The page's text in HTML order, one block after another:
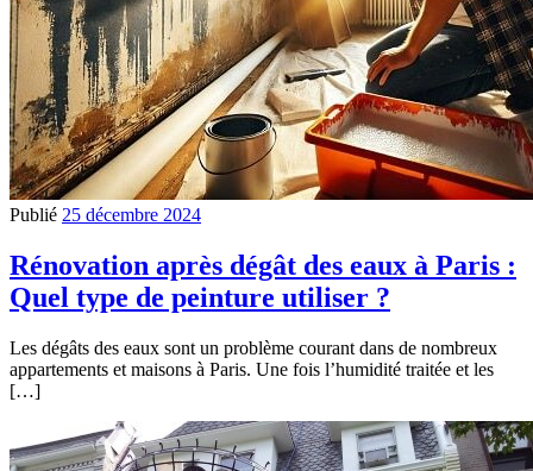
Publié 25 décembre 2024
Rénovation après dégât des eaux à Paris :
Quel type de peinture utiliser ?
Les dégâts des eaux sont un problème courant dans de nombreux
appartements et maisons à Paris. Une fois l’humidité traitée et les
[…]